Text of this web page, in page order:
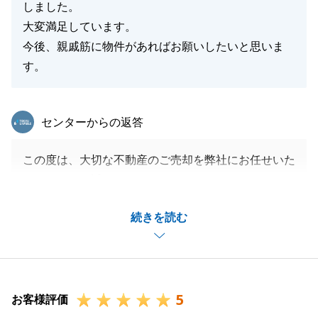
しました。
大変満足しています。
今後、親戚筋に物件があればお願いしたいと思いま
す。
続きを読む
東急リバブル
センターからの返答
この度は、大切な不動産のご売却を弊社にお任せいた
ていたのですが、T様をはじめ相続人の皆様に迅速に
ご対応いただき無事、ご契約からご決済まで無事迎え
ることができました。
この度の取引は弊社が買主となり、リフォームをして
お客様評価 5